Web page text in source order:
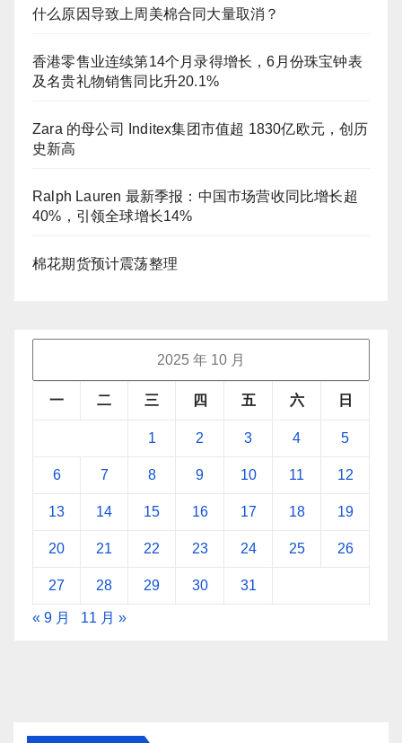
什么原因导致上周美棉合同大量取消？
香港零售业连续第14个月录得增长，6月份珠宝钟表
及名贵礼物销售同比升20.1%
Zara 的母公司 Inditex集团市值超 1830亿欧元，创历
史新高
Ralph Lauren 最新季报：中国市场营收同比增长超
40%，引领全球增长14%
棉花期货预计震荡整理
2025 年 10 月
一 二 三 四 五 六 日
1 2 3 4 5
6 7 8 9 10 11 12
13 14 15 16 17 18 19
20 21 22 23 24 25 26
27 28 29 30 31
« 9 月 11 月 »